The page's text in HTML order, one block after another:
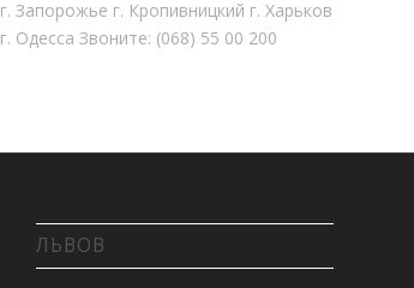
г. Запорожье г. Кропивницкий г. Харьков
г. Одесса Звоните: (068) 55 00 200
ЛЬВОВ